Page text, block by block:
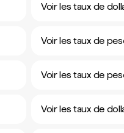
Voir les taux de
Voir les taux de
Voir les taux de
Voir les taux de